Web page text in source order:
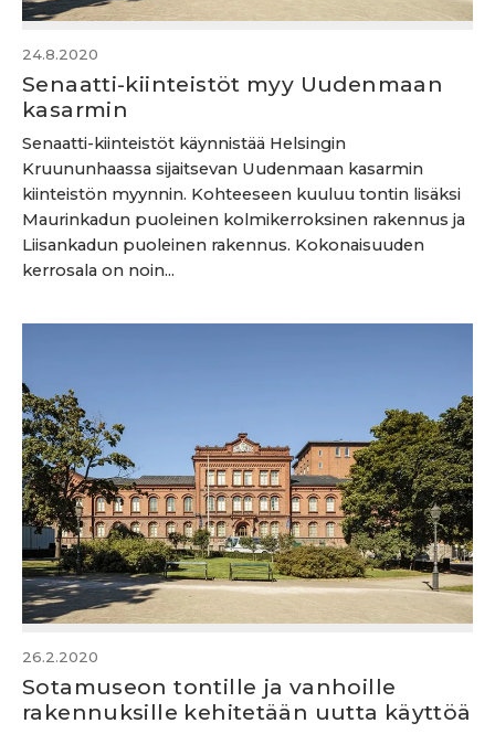
24.8.2020
Senaatti-kiinteistöt myy Uudenmaan
kasarmin
Senaatti-kiinteistöt käynnistää Helsingin
Kruununhaassa sijaitsevan Uudenmaan kasarmin
kiinteistön myynnin. Kohteeseen kuuluu tontin lisäksi
Maurinkadun puoleinen kolmikerroksinen rakennus ja
Liisankadun puoleinen rakennus. Kokonaisuuden
kerrosala on noin...
26.2.2020
Sotamuseon tontille ja vanhoille
rakennuksille kehitetään uutta käyttöä